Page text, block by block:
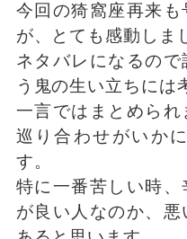
今回の猗窩座再来
が、とても感動しま
ネタバレになるの
う鬼の生い立ちには
一言ではまとめら
巡り合わせがいか
す。
特に一番苦しい時
が良い人なのか、